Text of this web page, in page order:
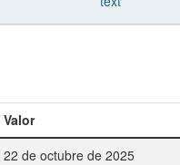
Valor
22 de octubre de 2025